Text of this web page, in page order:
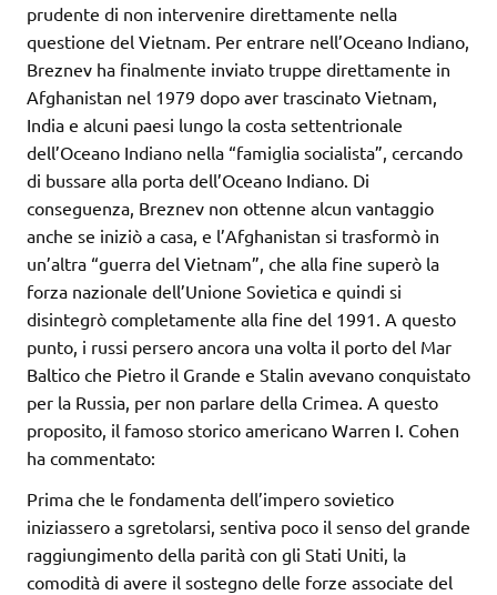
prudente di non intervenire direttamente nella
questione del Vietnam. Per entrare nell’Oceano Indiano,
Breznev ha finalmente inviato truppe direttamente in
Afghanistan nel 1979 dopo aver trascinato Vietnam,
India e alcuni paesi lungo la costa settentrionale
dell’Oceano Indiano nella “famiglia socialista”, cercando
di bussare alla porta dell’Oceano Indiano. Di
conseguenza, Breznev non ottenne alcun vantaggio
anche se iniziò a casa, e l’Afghanistan si trasformò in
un’altra “guerra del Vietnam”, che alla fine superò la
forza nazionale dell’Unione Sovietica e quindi si
disintegrò completamente alla fine del 1991. A questo
punto, i russi persero ancora una volta il porto del Mar
Baltico che Pietro il Grande e Stalin avevano conquistato
per la Russia, per non parlare della Crimea. A questo
proposito, il famoso storico americano Warren I. Cohen
ha commentato:
Prima che le fondamenta dell’impero sovietico
iniziassero a sgretolarsi, sentiva poco il senso del grande
raggiungimento della parità con gli Stati Uniti, la
comodità di avere il sostegno delle forze associate del